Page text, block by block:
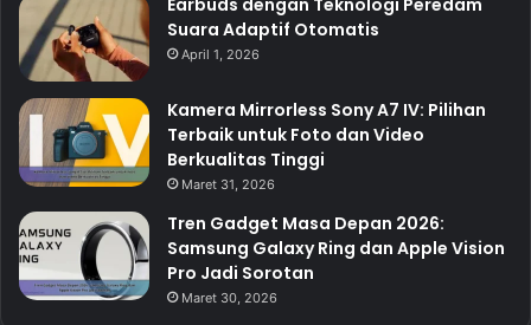
Earbuds dengan Teknologi Peredam
Suara Adaptif Otomatis
April 1, 2026
Kamera Mirrorless Sony A7 IV: Pilihan
Terbaik untuk Foto dan Video
Berkualitas Tinggi
Maret 31, 2026
Tren Gadget Masa Depan 2026:
Samsung Galaxy Ring dan Apple Vision
Pro Jadi Sorotan
Maret 30, 2026